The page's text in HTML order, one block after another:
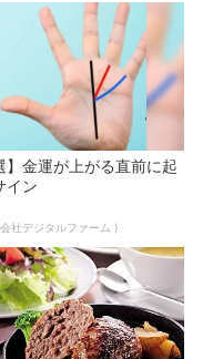
】金運が上がる直前に起
イン
社デジタルファーム )